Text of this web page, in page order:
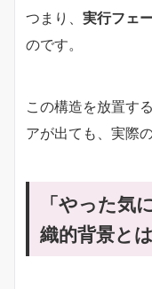
つまり、 実行フェ
のです。
この構造を放置す
アが出ても、実際
「やった気
織的背景と